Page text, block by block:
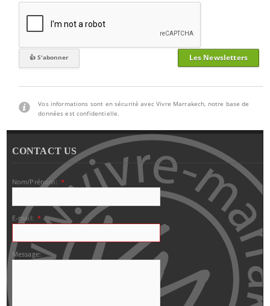
Les Newsletters
Vos informations sont en sécurité avec Vivre Marrakech, notre base de
données est confidentielle.
CONTACT US
Nom/Prénom: *
E-mail: *
Message: